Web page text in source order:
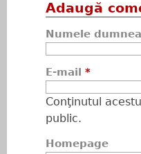
Adaugă
Numele
E-mail *
Conţinutul
public.
Homepage